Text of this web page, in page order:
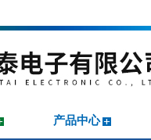
产品中心